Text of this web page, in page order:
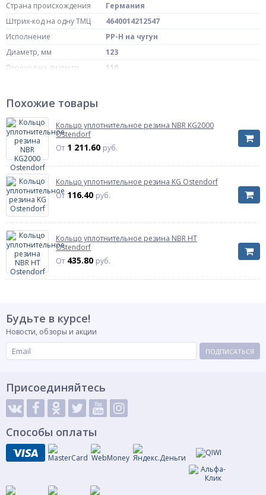
Страна происхождения
Германия
Штрих-код на одну ТМЦ
4640014212547
Исполнение
PP-H на чугун
Диаметр, мм
123
Переход на диаметр
110
Похожие товары
Кольцо уплотнительное резина NBR KG2000
Ostendorf
От 1 211.60 руб.
Кольцо уплотнительное резина KG Ostendorf
От 116.40 руб.
Кольцо уплотнительное резина NBR HT
Ostendorf
От 435.80 руб.
Будьте в курсе!
Новости, обзоры и акции
ПОДПИСАТЬСЯ
Присоединяйтесь
Способы оплаты